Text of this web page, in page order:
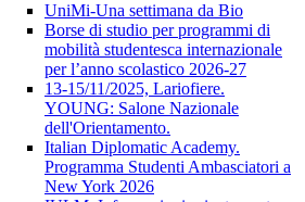
UniMi-Una settimana da Bio
Borse di studio per programmi di
mobilità studentesca internazionale
per l’anno scolastico 2026-27
13-15/11/2025, Lariofiere.
YOUNG: Salone Nazionale
dell'Orientamento.
Italian Diplomatic Academy.
Programma Studenti Ambasciatori a
New York 2026